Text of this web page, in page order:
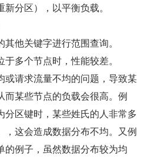
分区），以平衡负载。
他关键字进行范围查询。
多个节点时，性能较差。
或请求流量不均的问题，导致某
而某些节点的负载会很高。例
分区键时，某些姓氏的人非常多
，这会造成数据分布不均。又例
的例子，虽然数据分布较为均